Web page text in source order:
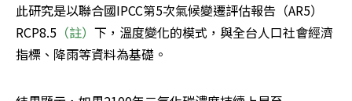
此研究是以聯合國IPCC第5次氣候變遷評估報告（AR5）
RCP8.5 （註）下，溫度變化的模式，與全台人口社會經濟
指標、降雨等資料為基礎。